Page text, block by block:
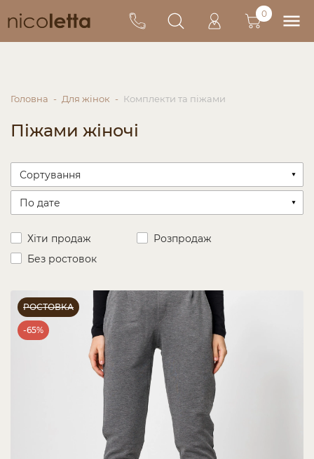
0
Головна Для жінок Комплекти та піжами
Піжами жіночі
Хіти продаж
Розпродаж
Без ростовок
РОСТОВКА
-65%